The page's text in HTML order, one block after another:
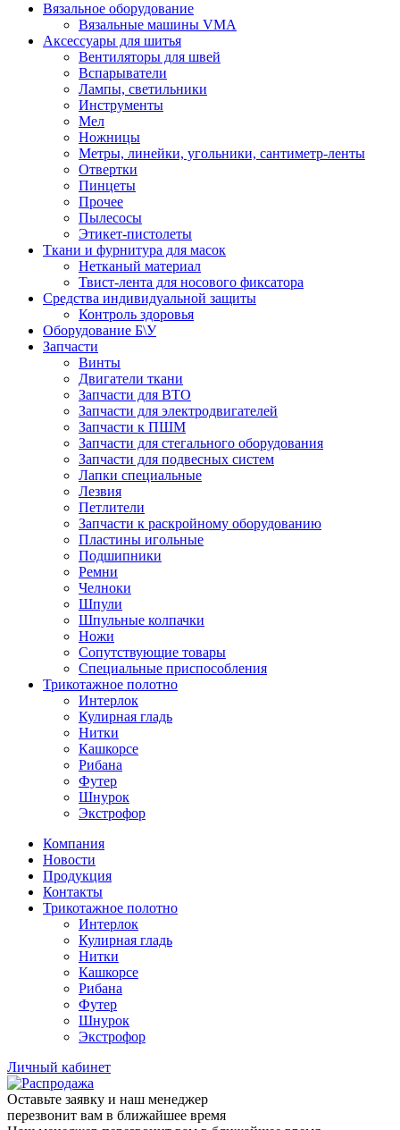
Вязальное оборудование
Вязальные машины VMA
Аксессуары для шитья
Вентиляторы для швей
Вспарыватели
Лампы, светильники
Инструменты
Мел
Ножницы
Метры, линейки, угольники, сантиметр-ленты
Отвертки
Пинцеты
Прочее
Пылесосы
Этикет-пистолеты
Ткани и фурнитура для масок
Нетканый материал
Твист-лента для носового фиксатора
Средства индивидуальной защиты
Контроль здоровья
Оборудование Б\У
Запчасти
Винты
Двигатели ткани
Запчасти для ВТО
Запчасти для электродвигателей
Запчасти к ПШМ
Запчасти для стегального оборудования
Запчасти для подвесных систем
Лапки специальные
Лезвия
Петлители
Запчасти к раскройному оборудованию
Пластины игольные
Подшипники
Ремни
Челноки
Шпули
Шпульные колпачки
Ножи
Сопутствующие товары
Специальные приспособления
Трикотажное полотно
Интерлок
Кулирная гладь
Нитки
Кашкорсе
Рибана
Футер
Шнурок
Экстрофор
Компания
Новости
Продукция
Контакты
Трикотажное полотно
Интерлок
Кулирная гладь
Нитки
Кашкорсе
Рибана
Футер
Шнурок
Экстрофор
Личный кабинет
Оставьте заявку и наш менеджер
перезвонит вам в ближайшее время